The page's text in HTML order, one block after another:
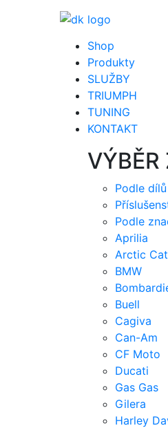
Shop
Produkty
SLUŽBY
TRIUMPH
TUNING
KONTAKT
VÝBĚR
Podle dílů
Podle
Aprilia
Arctic Cat
BMW
Buell
Cagiva
Can-Am
CF Moto
Ducati
Gas Gas
Gilera
Harley